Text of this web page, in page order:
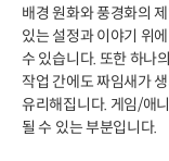
배경 원화와 풍경화의
있는 설정과 이야기 위
수 있습니다. 또한 하나
작업 간에도 짜임새가
유리해집니다. 게임/애
될 수 있는 부분입니다.